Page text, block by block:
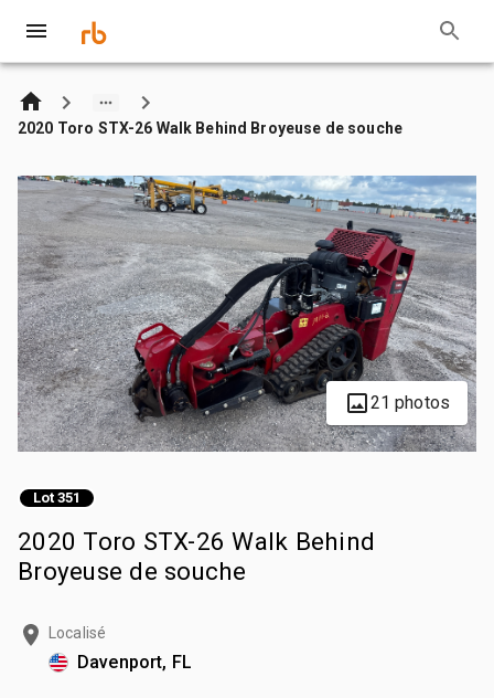
2020 Toro STX-26 Walk Behind Broyeuse de souche
21 photos
Lot 351
2020 Toro STX-26 Walk Behind
Broyeuse de souche
Localisé
Davenport, FL